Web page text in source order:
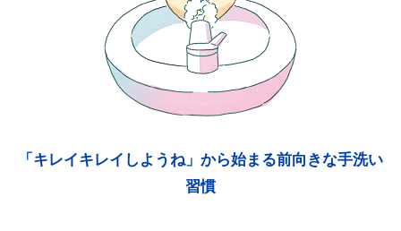
「キレイキレイしようね」から始まる前向きな手洗い
習慣